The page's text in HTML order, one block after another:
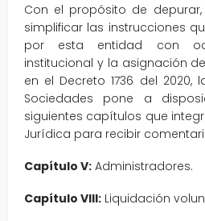
Con el propósito de
simplificar las instrucciones
por esta entidad con
institucional y la asignación
en el Decreto 1736 del 2020,
Sociedades pone a
siguientes capítulos que
Jurídica para recibir
Capítulo V: Administradores.
Capítulo VIII: Liquidación